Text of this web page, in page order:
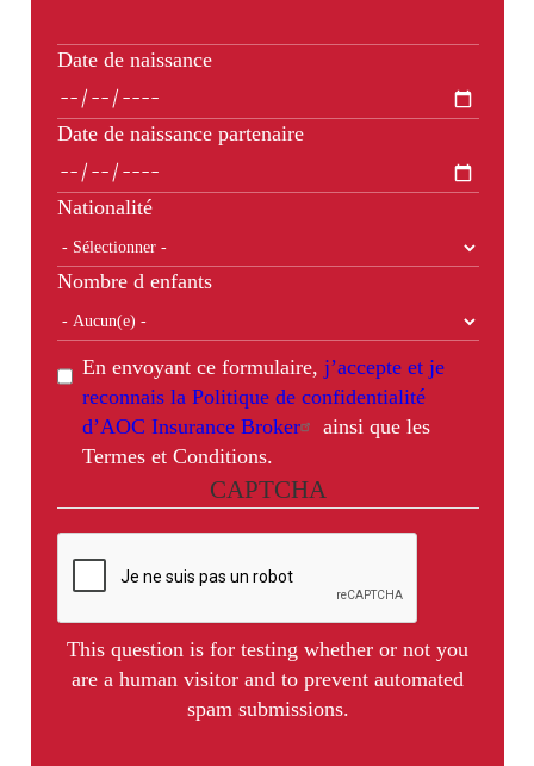
Date de naissance
Date de naissance partenaire
Nationalité
Nombre d enfants
En envoyant ce formulaire, j’accepte et je
reconnais la Politique de confidentialité
d’AOC Insurance Broker
ainsi que les
Termes et Conditions.
CAPTCHA
This question is for testing whether or not you
are a human visitor and to prevent automated
spam submissions.